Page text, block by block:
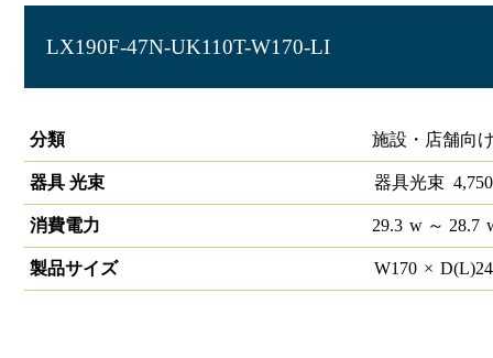
LX190F-47N-UK110T-W170-LI
分類
施設・店舗向
器具 光束 器具光束 4,750
消費電力 29.3 w～ 28.7
製品サイズ W170 × D(L)